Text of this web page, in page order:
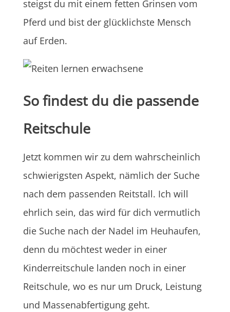
steigst du mit einem fetten Grinsen vom
Pferd und bist der glücklichste Mensch
auf Erden.
So findest du die passende
Reitschule
Jetzt kommen wir zu dem wahrscheinlich
schwierigsten Aspekt, nämlich der Suche
nach dem passenden Reitstall. Ich will
ehrlich sein, das wird für dich vermutlich
die Suche nach der Nadel im Heuhaufen,
denn du möchtest weder in einer
Kinderreitschule landen noch in einer
Reitschule, wo es nur um Druck, Leistung
und Massenabfertigung geht.